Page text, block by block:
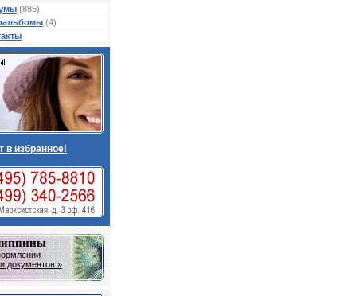
(885)
(4)
в избранное!
документов »